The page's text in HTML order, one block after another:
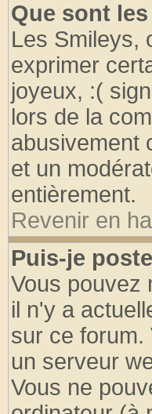
Que sont
Les Smileys,
exprimer
joyeux, :(
lors de la
abusivement
et un
entièrement.
Revenir en
Puis-je
Vous pouvez
il n'y a
sur ce forum.
un serveur
Vous ne